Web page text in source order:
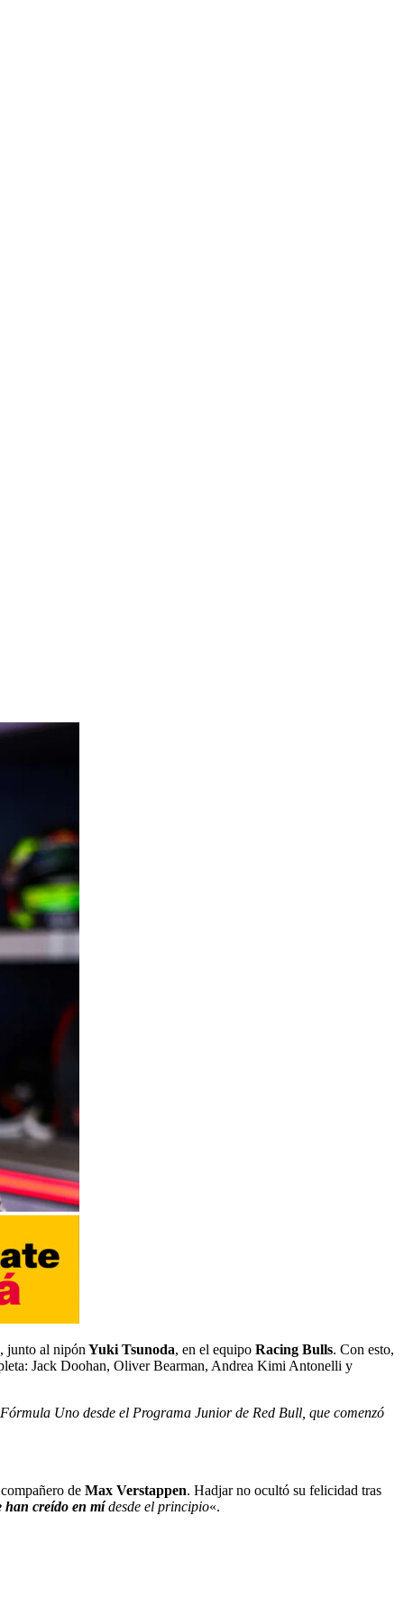
junto al nipón Yuki Tsunoda, en el equipo Racing Bulls. Con esto,
Jack Doohan, Oliver Bearman, Andrea Kimi Antonelli y
Uno desde el Programa Junior de Red Bull, que comenzó
de Max Verstappen. Hadjar no ocultó su felicidad tras
han creído en mídesde el principio«.